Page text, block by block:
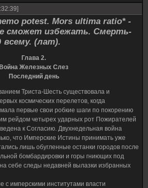
potest. Mors ultima ratio* -
сможет избежать. Смерть-
всему. (лат).
Глава 2.
Война Железных Слез
Последний день
Триста-Шесть существовала и
космических перелетов, когда
первые свои робкие шаги по покорению
рейдом четырех ударных рот Пожирателей
к Согласию. Двухнедельная война
что Имперские Истины принимать уже
лишь обугленные останки городов после
бомбардировки и горы гниющих под
себе следы недавней вылазки избранных
с имперскими институтами власти